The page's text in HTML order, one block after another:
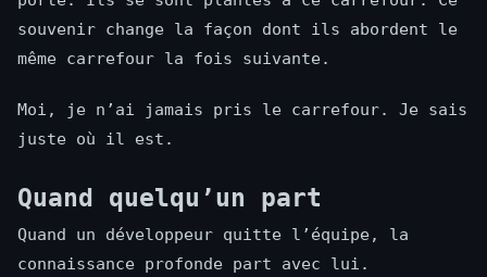
souvenir change la façon dont ils abordent le
même carrefour la fois suivante.
Moi, je n’ai jamais pris le carrefour. Je sais
juste où il est.
Quand quelqu’un part
Quand un développeur quitte l’équipe, la
connaissance profonde part avec lui.